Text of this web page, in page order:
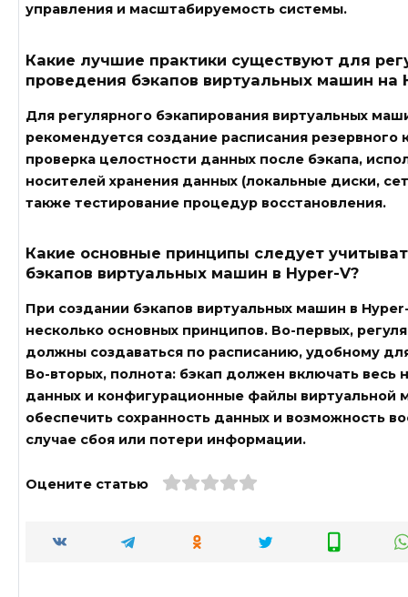
управления и масштабируемость системы.
Какие лучшие практики существуют для
проведения бэкапов виртуальных машин на
Для регулярного бэкапирования виртуальных
рекомендуется создание расписания резервного
проверка целостности данных после бэкапа,
носителей хранения данных (локальные диски,
также тестирование процедур восстановления.
Какие основные принципы следует
бэкапов виртуальных машин в Hyper-V?
При создании бэкапов виртуальных машин в
несколько основных принципов. Во-первых,
должны создаваться по расписанию, удобному
Во-вторых, полнота: бэкап должен включать
данных и конфигурационные файлы виртуальной
обеспечить сохранность данных и возможность
случае сбоя или потери информации.
Оцените статью